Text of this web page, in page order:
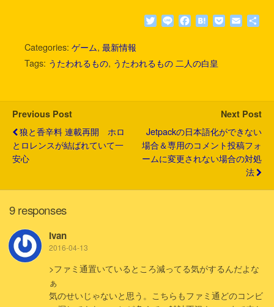
T
t
L
e
F
b
H
e
n
P
E
Categories: ゲーム, 最新情報
Tags: うたわれるもの, うたわれるもの 二人の白皇
Previous Post
狼と香辛料 連載再開 ホロ
とロレンスが結ばれていて一
安心
Next Post
Jetpackの日本語化ができない
場合＆専用のコメント投稿フォ
ームに変更されない場合の対処
法
9 responses
Ivan
2016-04-13
>ファミ通置いているところ減ってる気がするんだよな
ぁ
気のせいじゃないと思う。こちらもファミ通どのコンビ